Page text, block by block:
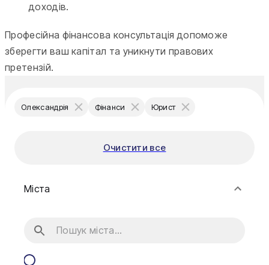
доходів.
Професійна фінансова консультація допоможе
зберегти ваш капітал та уникнути правових
претензій.
Олександрія Фінанси Юрист
Очистити все
Міста